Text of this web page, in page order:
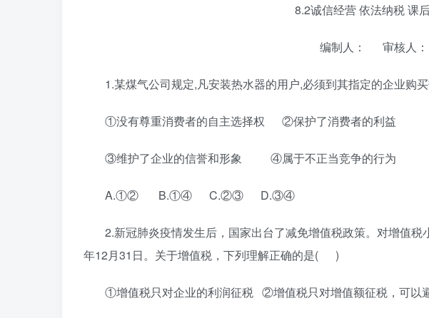
8.2诚信经营 依法纳税 课
编制人： 审核人：
1.某煤气公司规定,凡安装热水器的用户,必须到其指定的企业购
①没有尊重消费者的自主选择权 ②保护了消费者的利益
③维护了企业的信誉和形象 ④属于不正当竞争的行为
A.①② B.①④ C.②③ D.③④
2.新冠肺炎疫情发生后，国家出台了减免增值税政策。对增值
年12月31日。关于增值税，下列理解正确的是( )
①增值税只对企业的利润征税 ②增值税只对增值额征税，可以